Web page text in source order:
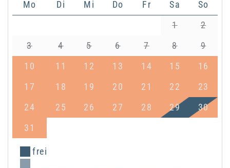
Mo
Di Mi Do Fr Sa
So
1
2
3
4 5 6 7 8
9
10
11 12 13 14 15
16
17
18 19 20 21 22
23
24
25 26 27 28 29
30
31
frei